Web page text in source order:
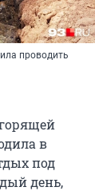
проводить
в
под
день,